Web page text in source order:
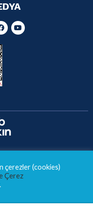
KVKK Politikası
Sorulan Sorular
çerezler (cookies)
Çerez